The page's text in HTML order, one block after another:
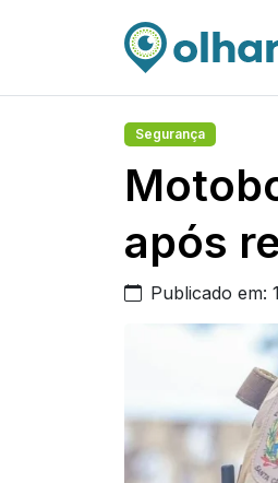
Segurança
após
Publicado em: